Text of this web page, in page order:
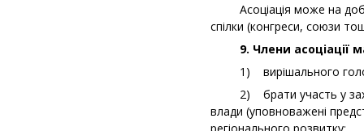
Асоціація може на
спілки (конгреси, союзи
9. Члени асоціації
1) вирішального голосу
2) брати участь у
влади (уповноважені